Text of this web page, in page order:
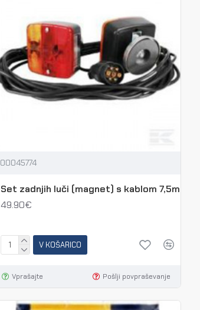
00045774
Set zadnjih luči (magnet) s kablom 7,5m
49.90€
V KOŠARICO
Vprašajte Pošlji povpraševanje